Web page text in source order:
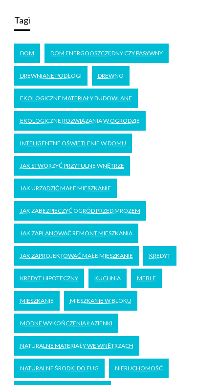
Tagi
DOM DOM ENERGOOSZCZĘDNY CZY PASYWNY
DREWNIANE PODŁOGI DREWNO
EKOLOGICZNE MATERIAŁY BUDOWLANE
EKOLOGICZNE ROZWIĄZANIA W OGRODZIE
INTELIGENTNE OŚWIETLENIE W DOMU
JAK STWORZYĆ PRZYTULNE WNĘTRZE
JAK URZĄDZIĆ MAŁE MIESZKANIE
JAK ZABEZPIECZYĆ OGRÓD PRZED MROZEM
JAK ZAPLANOWAĆ REMONT MIESZKANIA
JAK ZAPROJEKTOWAĆ MAŁE MIESZKANIE KREDYT
KREDYT HIPOTECZNY KUCHNIA MEBLE
MIESZKANIE MIESZKANIE W BLOKU
MODNE WYKOŃCZENIA ŁAZIENKI
NATURALNE MATERIAŁY WE WNĘTRZACH
NATURALNE ŚRODKI DO FUG NIERUCHOMOŚĆ